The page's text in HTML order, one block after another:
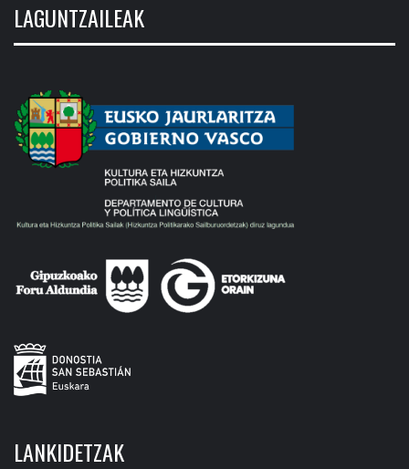
LAGUNTZAILEAK
LANKIDETZAK